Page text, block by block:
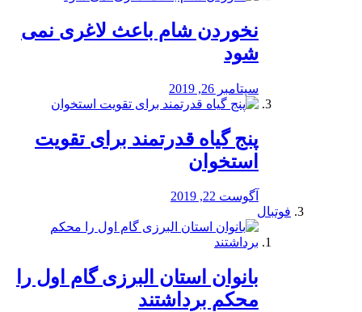
نخوردن شام باعث لاغری نمی
‌شود
سپتامبر 26, 2019
پنج گیاه قدرتمند برای تقویت
استخوان
آگوست 22, 2019
فوتبال
بانوان استان البرزی گام اول را
محكم برداشتند